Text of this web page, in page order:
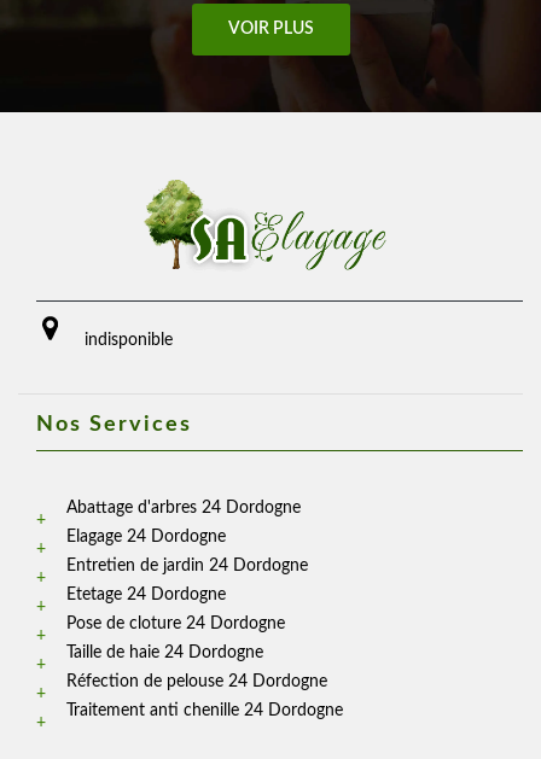
VOIR PLUS
indisponible
Nos Services
Abattage d'arbres 24 Dordogne
Elagage 24 Dordogne
Entretien de jardin 24 Dordogne
Etetage 24 Dordogne
Pose de cloture 24 Dordogne
Taille de haie 24 Dordogne
Réfection de pelouse 24 Dordogne
Traitement anti chenille 24 Dordogne